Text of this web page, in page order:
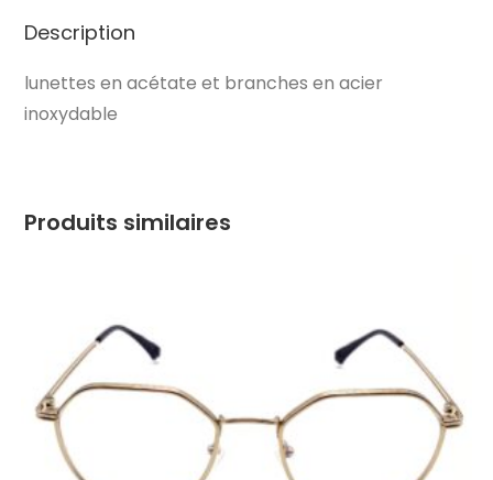
Description
lunettes en acétate et branches en acier
inoxydable
Produits similaires